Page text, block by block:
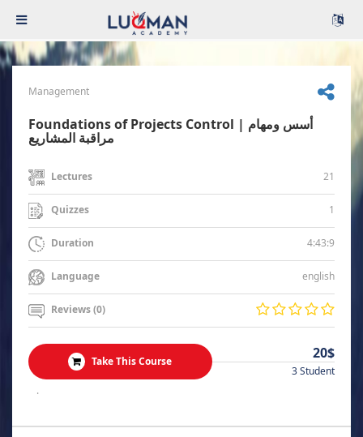
Management
Foundations of Projects Control | أسس ومهام
مراقبة المشاريع
Lectures 21
Quizzes 1
Duration 4:43:9
Language english
Reviews (0)
Take This Course 20$
3 Student
.